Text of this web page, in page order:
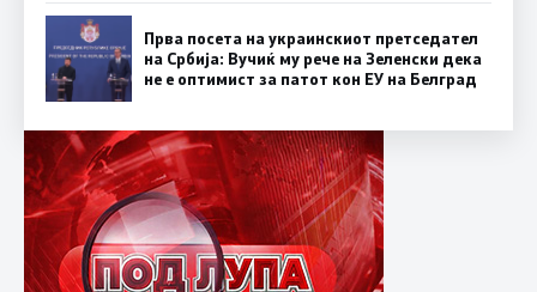
Прва посета на украинскиот претседател
на Србија: Вучиќ му рече на Зеленски дека
не е оптимист за патот кон ЕУ на Белград